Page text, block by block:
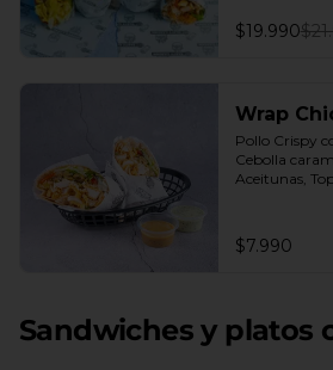
$19.990
Wrap
Pollo Crispy
Cebolla
Aceitunas,
$7.990
Sandwiches y platos